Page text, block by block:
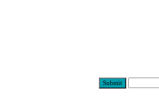
Submit